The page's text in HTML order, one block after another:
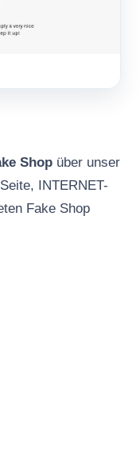
Shop über unser
INTERNET-
Fake Shop